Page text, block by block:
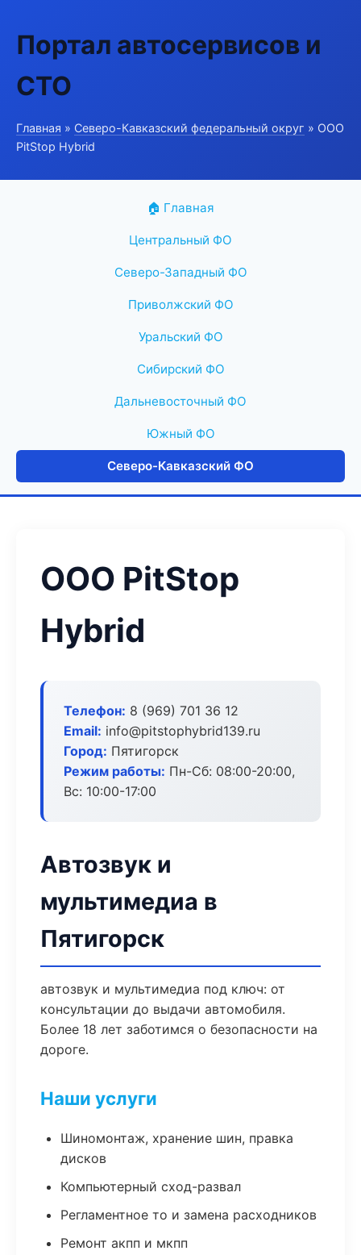
Портал автосервисов и
СТО
Главная » Северо-Кавказский федеральный округ » ООО
PitStop Hybrid
🏠 Главная
Центральный ФО
Северо-Западный ФО
Приволжский ФО
Уральский ФО
Сибирский ФО
Дальневосточный ФО
Южный ФО
Северо-Кавказский ФО
ООО PitStop
Hybrid
Телефон: 8 (969) 701 36 12
Email: info@pitstophybrid139.ru
Город: Пятигорск
Режим работы: Пн-Сб: 08:00-20:00,
Вс: 10:00-17:00
Автозвук и
мультимедиа в
Пятигорск
автозвук и мультимедиа под ключ: от
консультации до выдачи автомобиля.
Более 18 лет заботимся о безопасности на
дороге.
Наши услуги
Шиномонтаж, хранение шин, правка
дисков
Компьютерный сход-развал
Регламентное то и замена расходников
Ремонт акпп и мкпп